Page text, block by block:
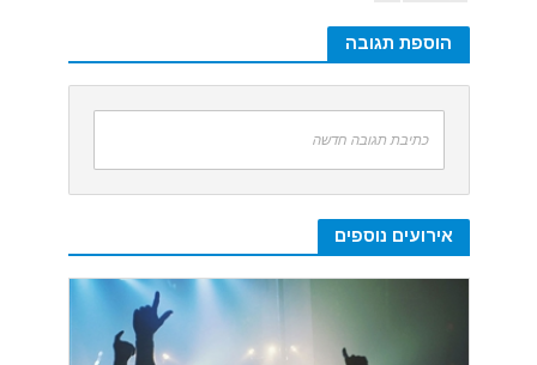
הוספת תגובה
כתיבת תגובה חדשה
אירועים נוספים